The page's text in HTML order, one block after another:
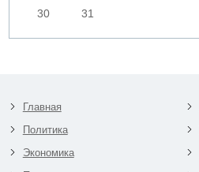
30
31
Главная
Политика
Экономика